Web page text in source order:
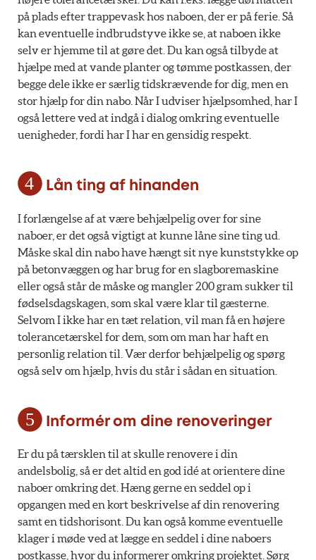
på plads efter trappevask hos naboen, der er på ferie. Så
kan eventuelle indbrudstyve ikke se, at naboen ikke
selv er hjemme til at gøre det. Du kan også tilbyde at
hjælpe med at vande planter og tømme postkassen, der
begge dele ikke er særlig tidskrævende for dig, men en
stor hjælp for din nabo. Når I udviser hjælpsomhed, har I
også lettere ved at indgå i dialog omkring eventuelle
uenigheder, fordi har I har en gensidig respekt.
Lån ting af hinanden
I forlængelse af at være behjælpelig over for sine
naboer, er det også vigtigt at kunne låne sine ting ud.
Måske skal din nabo have hængt sit nye kunststykke op
på betonvæggen og har brug for en slagboremaskine
eller også står de måske og mangler 200 gram sukker til
fødselsdagskagen, som skal være klar til gæsterne.
Selvom I ikke har en tæt relation, vil man få en højere
tolerancetærskel for dem, som om man har haft en
personlig relation til. Vær derfor behjælpelig og spørg
også selv om hjælp, hvis du står i sådan en situation.
Informér om dine renoveringer
Er du på tærsklen til at skulle renovere i din
andelsbolig, så er det altid en god idé at orientere dine
naboer omkring det. Hæng gerne en seddel op i
opgangen med en kort beskrivelse af din renovering
samt en tidshorisont. Du kan også komme eventuelle
klager i møde ved at lægge en seddel i dine naboers
postkasse, hvor du informerer omkring projektet. Sørg